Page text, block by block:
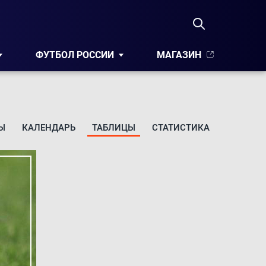
ФУТБОЛ РОССИИ МАГАЗИН
КАЛЕНДАРЬ ТАБЛИЦЫ СТАТИСТИКА